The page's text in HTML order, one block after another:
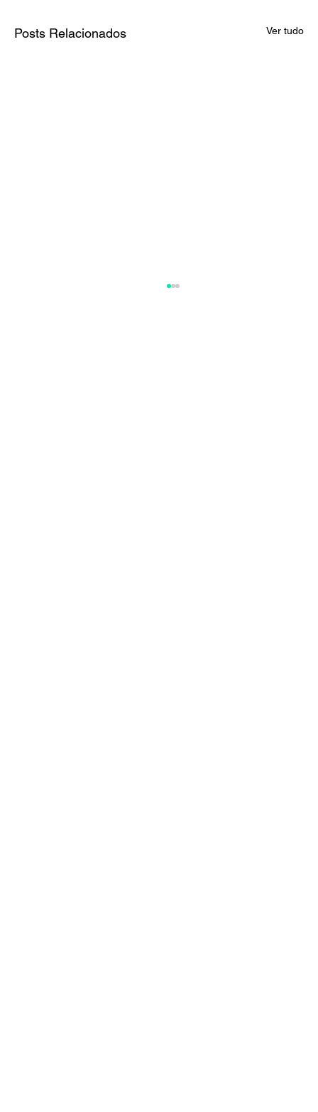
Posts Relacionados Ver tudo